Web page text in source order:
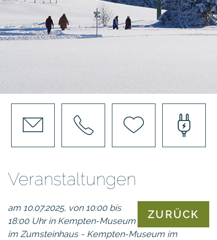
Veranstaltungen
ZURÜCK
am 10.07.2025, von 10:00 bis
18:00 Uhr in Kempten-Museum
im Zumsteinhaus - Kempten-Museum im